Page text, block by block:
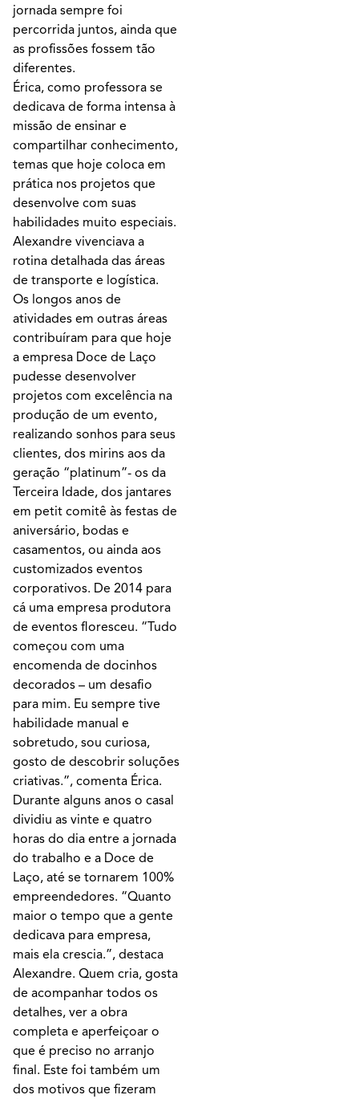
jornada sempre foi
percorrida juntos, ainda que
as profissões fossem tão
diferentes.
Érica, como professora se
dedicava de forma intensa à
missão de ensinar e
compartilhar conhecimento,
temas que hoje coloca em
prática nos projetos que
desenvolve com suas
habilidades muito especiais.
Alexandre vivenciava a
rotina detalhada das áreas
de transporte e logística.
Os longos anos de
atividades em outras áreas
contribuíram para que hoje
a empresa Doce de Laço
pudesse desenvolver
projetos com excelência na
produção de um evento,
realizando sonhos para seus
clientes, dos mirins aos da
geração “platinum”- os da
Terceira Idade, dos jantares
em petit comitê às festas de
aniversário, bodas e
casamentos, ou ainda aos
customizados eventos
corporativos. De 2014 para
cá uma empresa produtora
de eventos floresceu. “Tudo
começou com uma
encomenda de docinhos
decorados – um desafio
para mim. Eu sempre tive
habilidade manual e
sobretudo, sou curiosa,
gosto de descobrir soluções
criativas.”, comenta Érica.
Durante alguns anos o casal
dividiu as vinte e quatro
horas do dia entre a jornada
do trabalho e a Doce de
Laço, até se tornarem 100%
empreendedores. “Quanto
maior o tempo que a gente
dedicava para empresa,
mais ela crescia.”, destaca
Alexandre. Quem cria, gosta
de acompanhar todos os
detalhes, ver a obra
completa e aperfeiçoar o
que é preciso no arranjo
final. Este foi também um
dos motivos que fizeram